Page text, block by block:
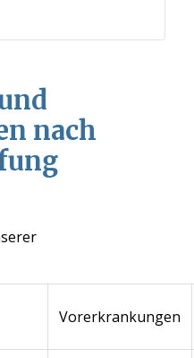
nach
Vorerkrankungen